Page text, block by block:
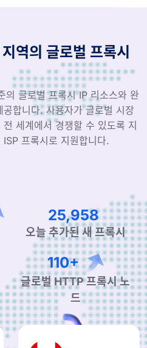
역의 글로벌 프록시
글로벌 프록시 IP 리소스와 완
합니다. 사용자가 글로벌 시장
세계에서 경쟁할 수 있도록 지
프록시로 지원합니다.
40,879
오늘 추가된 새 프록시
175+
글로벌 HTTP 프록시 노
드